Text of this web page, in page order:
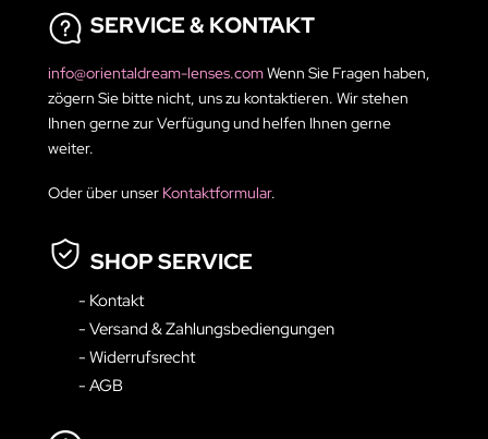
SERVICE & KONTAKT
info@orientaldream-lenses.comWenn Sie Fragen haben,
zögern Sie bitte nicht, uns zu kontaktieren. Wir stehen
Ihnen gerne zur Verfügung und helfen Ihnen gerne
weiter.
Oder über unser Kontaktformular.
SHOP SERVICE
- Kontakt
- Versand & Zahlungsbediengungen
- Widerrufsrecht
- AGB